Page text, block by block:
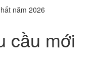
năm 2026
cầu mới